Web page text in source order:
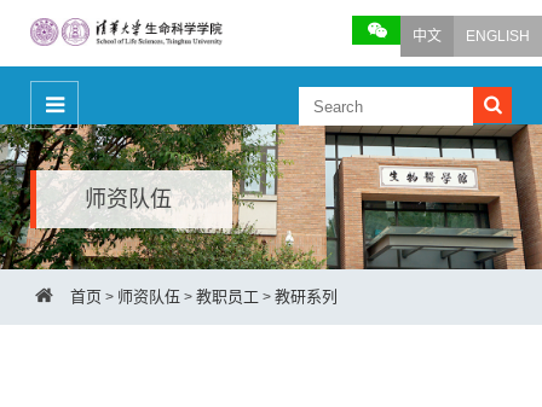
中文 ENGLISH
师资队伍
首页 > 师资队伍 > 教职员工 > 教研系列